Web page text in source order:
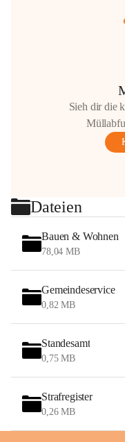
Sieh dir die
Dateien
Bauen & Wohnen
78,04 MB
Gemeindeservice
0,82 MB
Standesamt
0,75 MB
Strafregister
0,26 MB